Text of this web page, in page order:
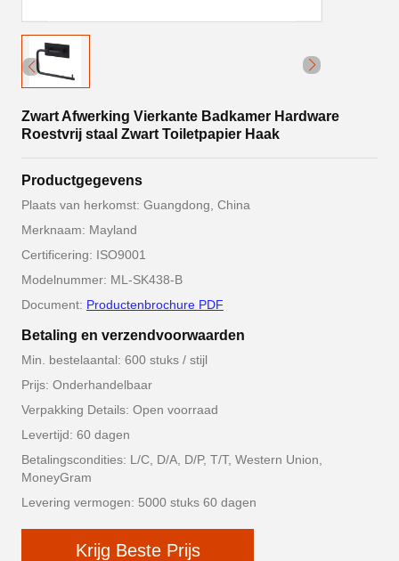
Zwart Afwerking Vierkante Badkamer Hardware
Roestvrij staal Zwart Toiletpapier Haak
Productgegevens
Plaats van herkomst: Guangdong, China
Merknaam: Mayland
Certificering: ISO9001
Modelnummer: ML-SK438-B
Document: Productenbrochure PDF
Betaling en verzendvoorwaarden
Min. bestelaantal: 600 stuks / stijl
Prijs: Onderhandelbaar
Verpakking Details: Open voorraad
Levertijd: 60 dagen
Betalingscondities: L/C, D/A, D/P, T/T, Western Union,
MoneyGram
Levering vermogen: 5000 stuks 60 dagen
Krijg Beste Prijs